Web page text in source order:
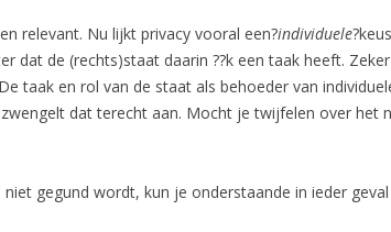
relevant. Nu lijkt privacy vooral een?individuele
dat de (rechts)staat daarin ??k een taak heeft.
taak en rol van de staat als behoeder van
dat terecht aan. Mocht je twijfelen over het
gegund wordt, kun je onderstaande in ieder